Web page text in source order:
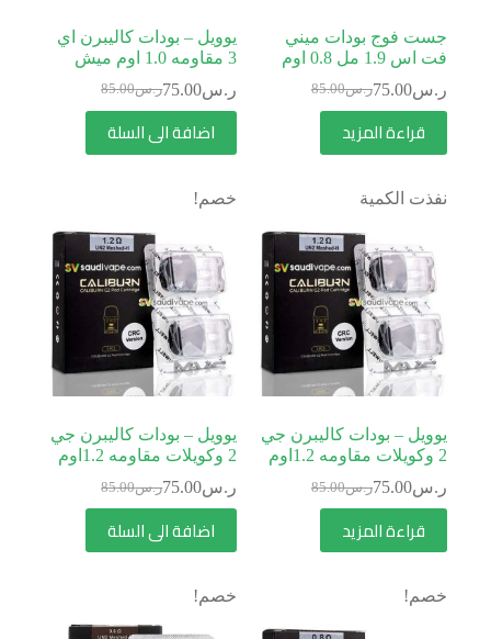
جست فوج بودات ميني
فت اس 1.9 مل 0.8 اوم
ر.س85.00 ر.س75.00
قراءة المزيد
يوويل – بودات كاليبرن اي
3 مقاومه 1.0 اوم ميش
ر.س85.00 ر.س75.00
اضافة الى السلة
نفذت الكمية
يوويل – بودات كاليبرن جي
2 وكويلات مقاومه 1.2اوم
ر.س85.00 ر.س75.00
قراءة المزيد
خصم!
يوويل – بودات كاليبرن جي
2 وكويلات مقاومه 1.2اوم
ر.س85.00 ر.س75.00
اضافة الى السلة
خصم! خصم!